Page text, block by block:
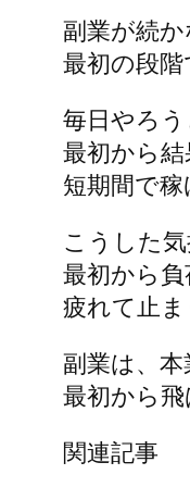
副業が続か
最初の段階
毎日やろう
最初から結
短期間で
こうした気
最初から負
疲れて止ま
副業は、本
最初から飛
関連記事